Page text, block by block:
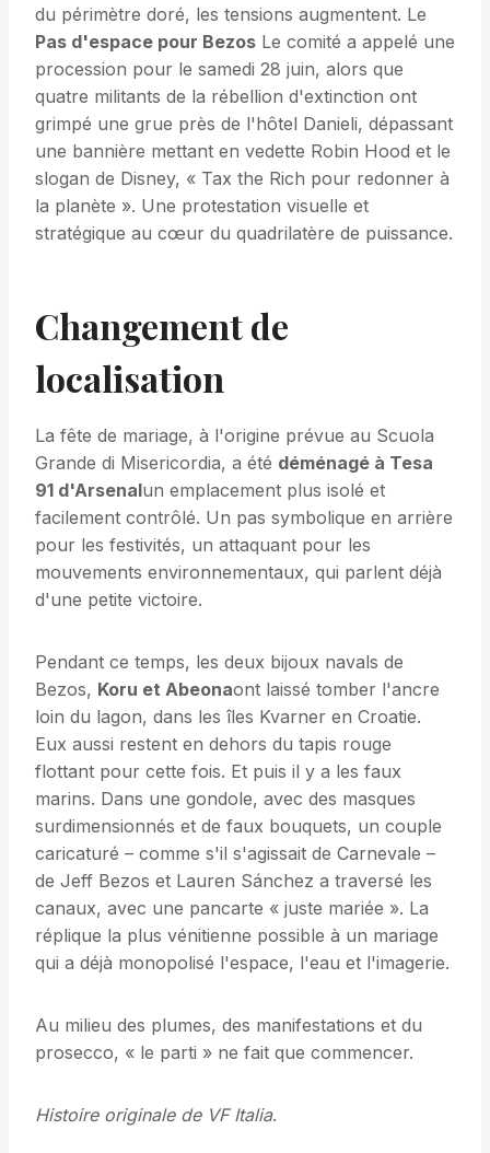
du périmètre doré, les tensions augmentent. Le
Pas d'espace pour Bezos Le comité a appelé une
procession pour le samedi 28 juin, alors que
quatre militants de la rébellion d'extinction ont
grimpé une grue près de l'hôtel Danieli, dépassant
une bannière mettant en vedette Robin Hood et le
slogan de Disney, « Tax the Rich pour redonner à
la planète ». Une protestation visuelle et
stratégique au cœur du quadrilatère de puissance.
Changement de
localisation
La fête de mariage, à l'origine prévue au Scuola
Grande di Misericordia, a été déménagé à Tesa
91 d'Arsenalun emplacement plus isolé et
facilement contrôlé. Un pas symbolique en arrière
pour les festivités, un attaquant pour les
mouvements environnementaux, qui parlent déjà
d'une petite victoire.
Pendant ce temps, les deux bijoux navals de
Bezos, Koru et Abeonaont laissé tomber l'ancre
loin du lagon, dans les îles Kvarner en Croatie.
Eux aussi restent en dehors du tapis rouge
flottant pour cette fois. Et puis il y a les faux
marins. Dans une gondole, avec des masques
surdimensionnés et de faux bouquets, un couple
caricaturé – comme s'il s'agissait de Carnevale –
de Jeff Bezos et Lauren Sánchez a traversé les
canaux, avec une pancarte « juste mariée ». La
réplique la plus vénitienne possible à un mariage
qui a déjà monopolisé l'espace, l'eau et l'imagerie.
Au milieu des plumes, des manifestations et du
prosecco, « le parti » ne fait que commencer.
Histoire originale de VF Italia.